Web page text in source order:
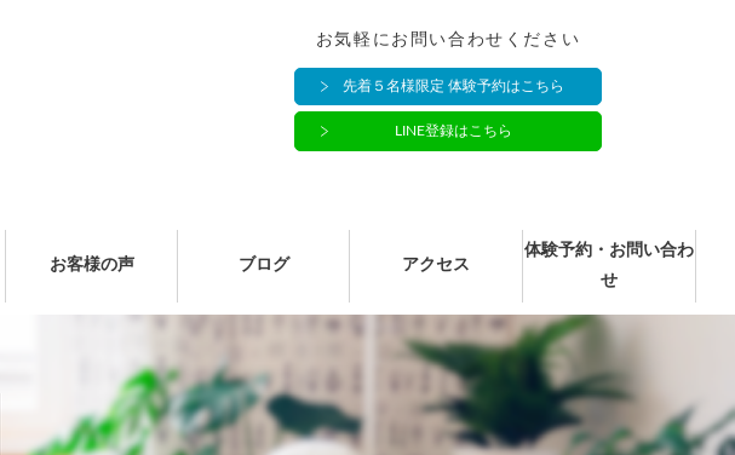
お気軽にお問い合わせください
先着５名様限定 体験予約はこちら
LINE登録はこちら
お客様の声 ブログ アクセス
体験予約・お問い合わ
せ